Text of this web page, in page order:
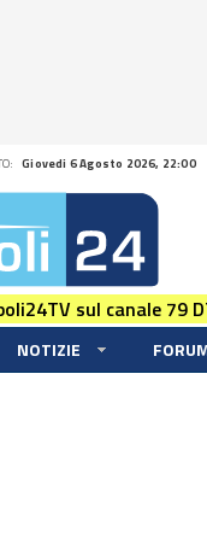
Giovedi 6 Agosto 2026, 22:00
sul canale 79
NOTIZIE